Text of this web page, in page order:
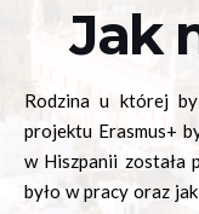
Jak
Rodzina u której
projektu Erasmus+
w Hiszpanii została
było w pracy oraz